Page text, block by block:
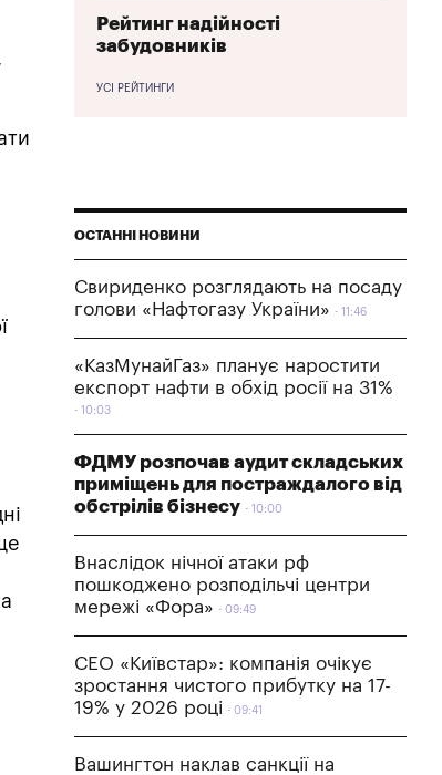
Рейтинг надійності
забудовників
УСІ РЕЙТИНГИ
ОСТАННІ НОВИНИ
Свириденко розглядають на посаду
голови «Нафтогазу України»
11:46
«КазМунайГаз» планує наростити
експорт нафти в обхід росії на 31%
10:03
ФДМУ розпочав аудит складських
приміщень для постраждалого від
обстрілів бізнесу
10:00
Внаслідок нічної атаки рф
пошкоджено розподільчі центри
мережі «Фора»
09:49
СЕО «Київстар»: компанія очікує
зростання чистого прибутку на 17-
19% у 2026 році
09:41
Вашингтон наклав санкції на